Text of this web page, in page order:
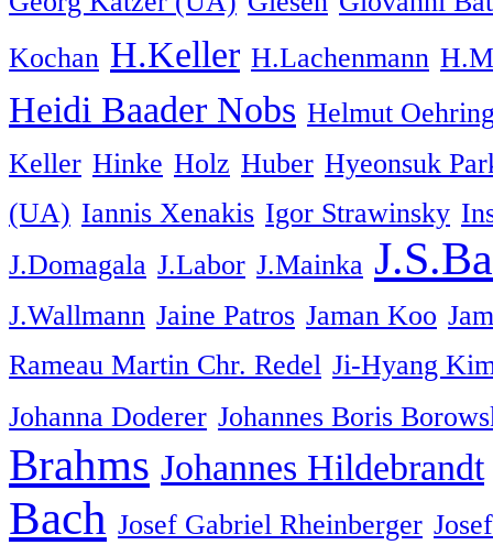
Kochan H.Keller H.Lachenmann
Heidi Baader Nobs Helmut
Keller Hinke Holz Huber Hyeonsuk
(UA) Iannis Xenakis Igor Strawinsky
J.Domagala J.Labor J.Mainka
J.Wallmann Jaine Patros Jaman Koo
Rameau Martin Chr. Redel Ji-Hyang
Johanna Doderer Johannes Boris
Brahms Johannes Hildebrandt
Bach Josef Gabriel Rheinberger